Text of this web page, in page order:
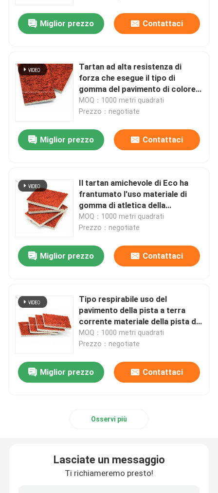
Miglior prezzo Contattaci
Tartan ad alta resistenza di
forza che esegue il tipo di
gomma del pavimento di colore
rosso della pista
MOQ：1000 metri quadrati
Prezzo：negotiate
Miglior prezzo Contattaci
Il tartan amichevole di Eco ha
frantumato l'uso materiale di
gomma di atletica della
pavimentazione EPDM
MOQ：1000 metri quadrati
Prezzo：negotiate
Miglior prezzo Contattaci
Tipo respirabile uso del
pavimento della pista a terra
corrente materiale della pista di
EPDM della scuola
MOQ：1000 metri quadrati
Prezzo：negotiate
Miglior prezzo Contattaci
Osservi più
Lasciate un messaggio
Ti richiameremo presto!